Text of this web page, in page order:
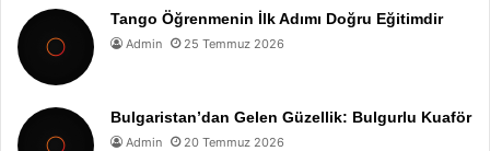
Tango Öğrenmenin İlk Adımı Doğru Eğitimdir
Admin 25 Temmuz 2026
Bulgaristan’dan Gelen Güzellik: Bulgurlu Kuaför
Admin 20 Temmuz 2026